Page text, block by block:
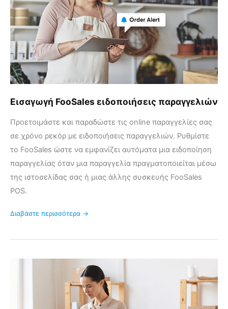
Εισαγωγή FooSales ειδοποιήσεις παραγγελιών
Προετοιμάστε και παραδώστε τις online παραγγελίες σας
σε χρόνο ρεκόρ με ειδοποιήσεις παραγγελιών. Ρυθμίστε
το FooSales ώστε να εμφανίζει αυτόματα μια ειδοποίηση
παραγγελίας όταν μια παραγγελία πραγματοποιείται μέσω
της ιστοσελίδας σας ή μιας άλλης συσκευής FooSales
POS.
Διαβάστε περισσότερα →